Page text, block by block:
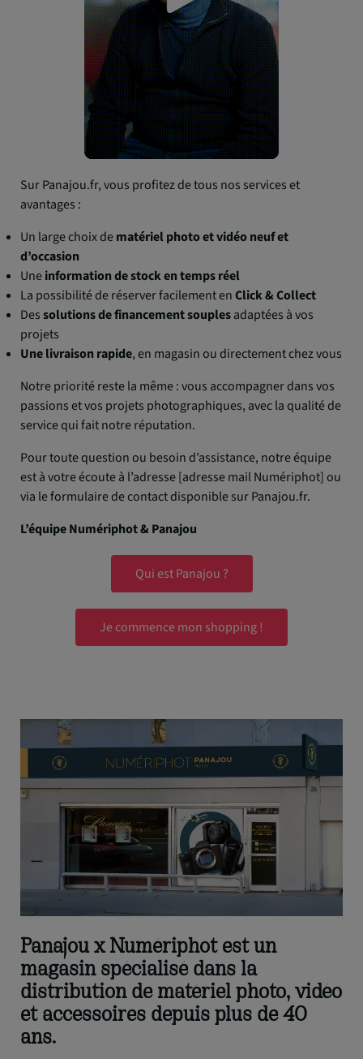
Sur Panajou.fr, vous profitez de tous nos services et
avantages :
Un large choix dematériel photo et vidéo neuf et
d’occasion
Uneinformation de stock en temps réel
La possibilité de réserver facilement enClick & Collect
Dessolutions de financement souplesadaptées à vos
projets
Une livraison rapide, en magasin ou directement chez vous
Notre priorité reste la même : vous accompagner dans vos
passions et vos projets photographiques, avec la qualité de
service qui fait notre réputation.
Pour toute question ou besoin d’assistance, notre équipe
est à votre écoute à l’adresse [adresse mail Numériphot] ou
via le formulaire de contact disponible sur Panajou.fr.
L’équipe Numériphot & Panajou
Qui est Panajou ?
Je commence mon shopping !
Panajou x Numériphot est un
magasin spécialisé dans la
distribution de matériel photo, vidéo
et accessoires depuis plus de 40
ans.